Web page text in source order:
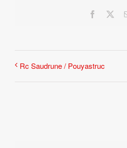
Facebook
Rc Saudrune / Pouyastruc